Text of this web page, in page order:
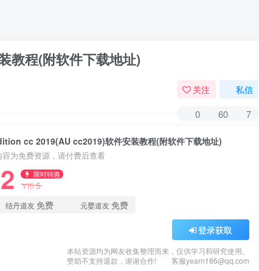
教程(附软件下载地址)
关注 私信
0 60 7
cc 2019(AU cc2019)软件安装教程(附软件下载地址)
容为免费资源，请付费后查看
2 限时特惠
Y币5
结丹道友免费 元婴道友免费
登录获取
本站资源均为网友收集整理而来，仅供学习和研究使用。
赞助不支持退款，谢谢合作!
客服yearn186@qq.com